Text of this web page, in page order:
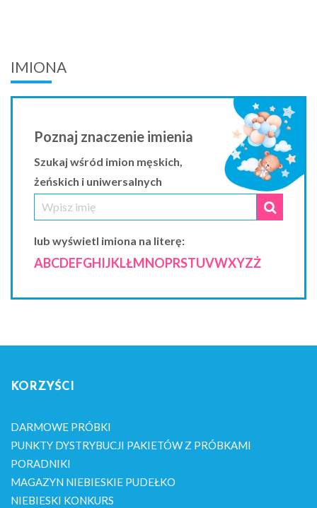
IMIONA
Poznaj znaczenie imienia
Szukaj wśród imion męskich,
żeńskich i uniwersalnych
lub wyświetl imiona na literę:
ABCDEFGHIJKLŁMNOPRSTUVWXYZŻ
KORZYŚCI
DARMOWE PRÓBKI
PUNKTY DYSTRYBUCJI PAKIETÓW Z PRÓBKAMI
PORADNIKI
MAGAZYN NIEBIESKIE PUDEŁKO
NIEBIESKI KONKURS